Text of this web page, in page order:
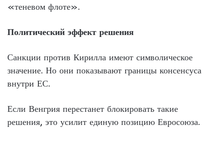
«теневом флоте».
Политический эффект решения
Санкции против Кирилла имеют символическое
значение. Но они показывают границы консенсуса
внутри ЕС.
Если Венгрия перестанет блокировать такие
решения, это усилит единую позицию Евросоюза.